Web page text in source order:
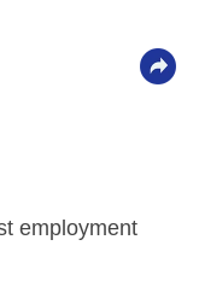
employment